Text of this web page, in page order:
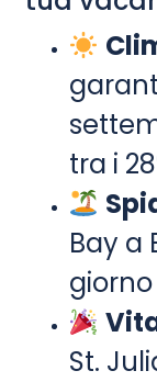
tra i
Bay a
St.